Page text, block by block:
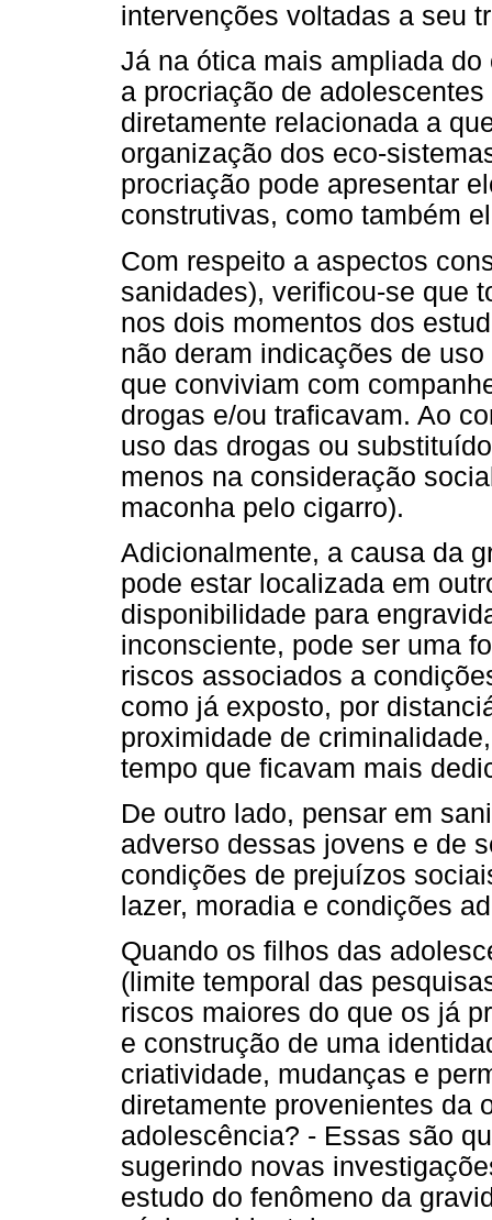
intervenções voltadas a seu
Já na ótica mais ampliada
a procriação de
diretamente relacionada a
organização dos eco-
procriação pode apresentar
construtivas, como também
Com respeito a aspectos
sanidades), verificou-se que
nos dois momentos dos
não deram indicações de
que conviviam com
drogas e/ou traficavam. Ao
uso das drogas ou
menos na consideração
maconha pelo cigarro).
Adicionalmente, a causa da
pode estar localizada em
disponibilidade para
inconsciente, pode ser uma
riscos associados a
como já exposto, por
proximidade de
tempo que ficavam mais
De outro lado, pensar em
adverso dessas jovens e de
condições de prejuízos
lazer, moradia e condições
Quando os filhos das
(limite temporal das
riscos maiores do que os já
e construção de uma
criatividade, mudanças e
diretamente provenientes da
adolescência? - Essas são
sugerindo novas
estudo do fenômeno da